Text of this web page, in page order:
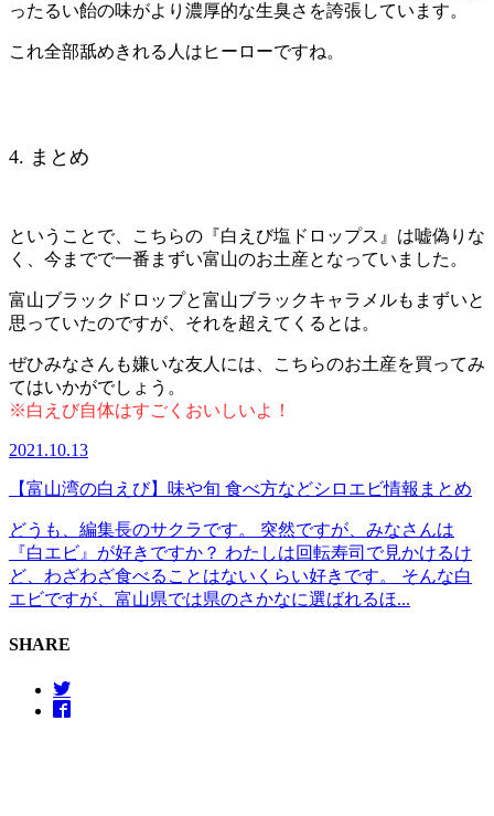
ったるい飴の味がより濃厚的な生臭さを誇張しています。
これ全部舐めきれる人はヒーローですね。
4. まとめ
ということで、こちらの『白えび塩ドロップス』は嘘偽りな
く、今までで一番まずい富山のお土産となっていました。
富山ブラックドロップと富山ブラックキャラメルもまずいと
思っていたのですが、それを超えてくるとは。
ぜひみなさんも嫌いな友人には、こちらのお土産を買ってみ
てはいかがでしょう。
※白えび自体はすごくおいしいよ！
2021.10.13
【富山湾の白えび】味や旬 食べ方などシロエビ情報まとめ
どうも、編集長のサクラです。 突然ですが、みなさんは
『白エビ』が好きですか？ わたしは回転寿司で見かけるけ
ど、わざわざ食べることはないくらい好きです。 そんな白
エビですが、富山県では県のさかなに選ばれるほ...
SHARE